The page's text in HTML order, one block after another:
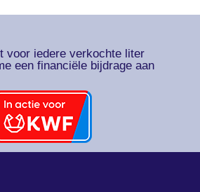
voor iedere verkochte liter
een financiële bijdrage aan